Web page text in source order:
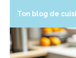
Ton blog de